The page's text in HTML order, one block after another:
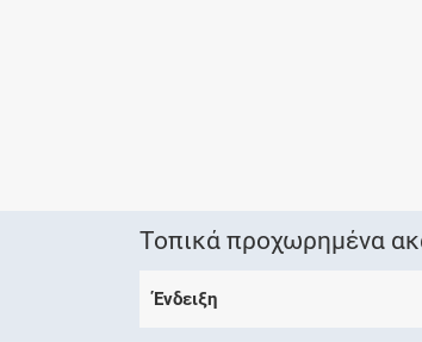
Τοπικά προχωρημένα
Ένδειξη